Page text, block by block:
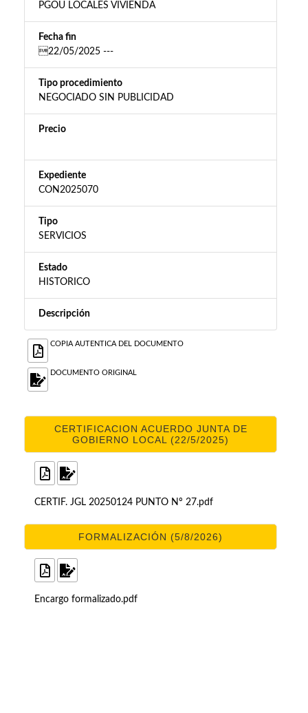
PGOU LOCALES VIVIENDA
Fecha fin
22/05/2025 ---
Tipo procedimiento
NEGOCIADO SIN PUBLICIDAD
Precio
Expediente
CON2025070
Tipo
SERVICIOS
Estado
HISTORICO
Descripción
COPIA AUTENTICA DEL DOCUMENTO
DOCUMENTO ORIGINAL
CERTIFICACION ACUERDO JUNTA DE
GOBIERNO LOCAL (22/5/2025)
CERTIF. JGL 20250124 PUNTO Nº 27.pdf
FORMALIZACIÓN (5/8/2026)
Encargo formalizado.pdf